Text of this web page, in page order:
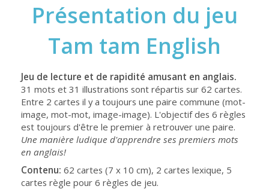
Présentation du jeu
Tam tam English
Jeu de lecture et de rapidité amusant en anglais.
31 mots et 31 illustrations sont répartis sur 62 cartes.
Entre 2 cartes il y a toujours une paire commune (mot-
image, mot-mot, image-image). L'objectif des 6 règles
est toujours d'être le premier à retrouver une paire.
Une manière ludique d'apprendre ses premiers mots
en anglais!
Contenu: 62 cartes (7 x 10 cm), 2 cartes lexique, 5
cartes règle pour 6 règles de jeu.